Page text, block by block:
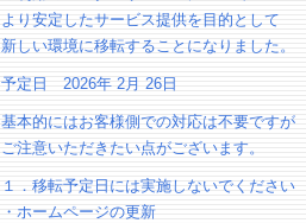
より安定したサービス提供を目的として
新しい環境に移転することになりました。
予定日 2026年 2月 26日
基本的にはお客様側での対応は不要ですが
ご注意いただきたい点がございます。
１．移転予定日には実施しないでください
・ホームページの更新